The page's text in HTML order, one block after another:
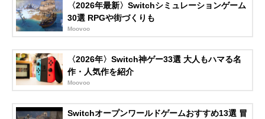
〈2026年最新〉Switchシミュレーションゲーム
30選 RPGや街づくりも
Moovoo
〈2026年〉Switch神ゲー33選 大人もハマる名
作・人気作を紹介
Moovoo
Switchオープンワールドゲームおすすめ13選 冒